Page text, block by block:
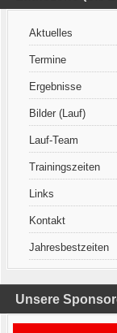
Aktuelles
Termine
Ergebnisse
Bilder (Lauf)
Lauf-Team
Trainingszeiten
Links
Kontakt
Jahresbestzeiten
Unsere